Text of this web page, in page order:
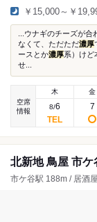
￥15,000～￥
...ウナギのチーズが
なくて、ただただ濃厚
ースとか濃厚系）けど
せ...
空席
情報
木
8/6
金
7
北新地 鳥屋 市ケ
市ケ谷駅 188m / 居酒